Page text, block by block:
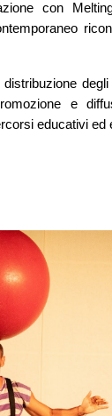
con
e
educativi ed